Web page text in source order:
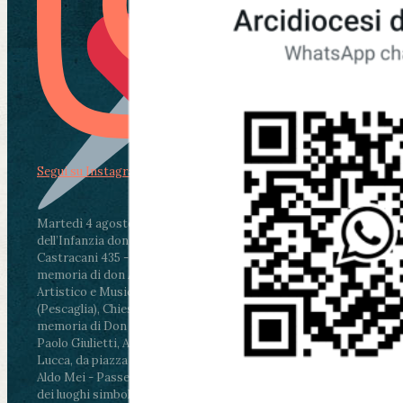
Martedì 4 agosto2026
ore 11:30 - Lucca, Scuola
dell’Infanzia don Aldo Mei - Viale Castruccio
Castracani 435 - Inaugurazione murales in
memoria di don Aldo Mei curato dal Liceo
Artistico e Musicale “Passaglia”
ore 18 - Fiano
(Pescaglia), Chiesa parrocchiale - Messa in
memoria di Don Aldo Mei celebrata da mons.
Paolo Giulietti, Arcivescovo di Lucca
ore 20.30 -
Lucca, da piazza San Michele al Cippo di don
Aldo Mei - Passeggiata della Memoria in alcuni
dei luoghi simbolo della città. Ritrovo alle ore
Segui su Instagram